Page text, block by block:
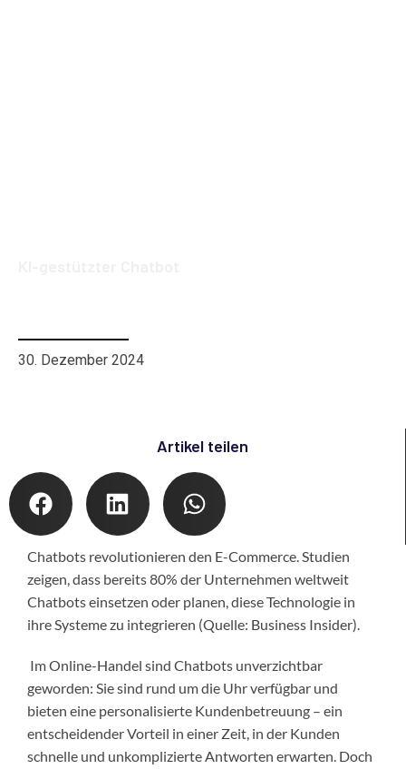
30. Dezember 2024
Artikel teilen
Chatbots revolutionieren den E-Commerce. Studien
zeigen, dass bereits 80% der Unternehmen weltweit
Chatbots einsetzen oder planen, diese Technologie in
ihre Systeme zu integrieren (Quelle: Business Insider).
Im Online-Handel sind Chatbots unverzichtbar
geworden: Sie sind rund um die Uhr verfügbar und
bieten eine personalisierte Kundenbetreuung – ein
entscheidender Vorteil in einer Zeit, in der Kunden
schnelle und unkomplizierte Antworten erwarten. Doch